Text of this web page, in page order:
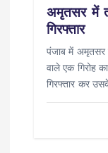
अमृतसर में
गिरफ्तार
पंजाब में अमृतसर
वाले एक गिरोह
गिरफ्तार कर